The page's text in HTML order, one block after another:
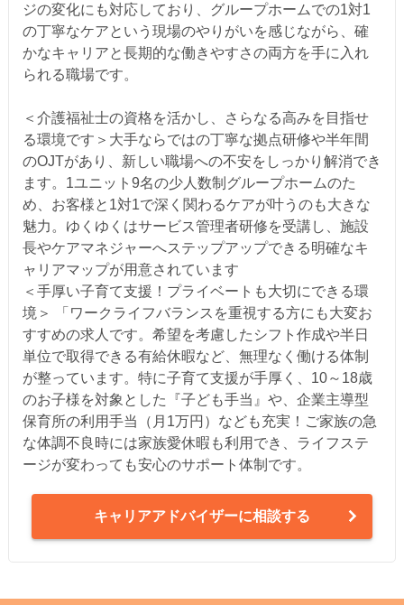
ジの変化にも対応しており、グループホームでの1対1
の丁寧なケアという現場のやりがいを感じながら、確
かなキャリアと長期的な働きやすさの両方を手に入れ
られる職場です。
＜介護福祉士の資格を活かし、さらなる高みを目指せ
る環境です＞大手ならではの丁寧な拠点研修や半年間
のOJTがあり、新しい職場への不安をしっかり解消でき
ます。1ユニット9名の少人数制グループホームのた
め、お客様と1対1で深く関わるケアが叶うのも大きな
魅力。ゆくゆくはサービス管理者研修を受講し、施設
長やケアマネジャーへステップアップできる明確なキ
ャリアマップが用意されています
＜手厚い子育て支援！プライベートも大切にできる環
境＞ 「ワークライフバランスを重視する方にも大変お
すすめの求人です。希望を考慮したシフト作成や半日
単位で取得できる有給休暇など、無理なく働ける体制
が整っています。特に子育て支援が手厚く、10～18歳
のお子様を対象とした『子ども手当』や、企業主導型
保育所の利用手当（月1万円）なども充実！ご家族の急
な体調不良時には家族愛休暇も利用でき、ライフステ
ージが変わっても安心のサポート体制です。
キャリアアドバイザーに相談する